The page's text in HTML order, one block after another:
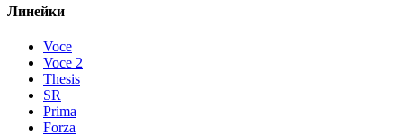
Линейки
Voce
Voce 2
Thesis
SR
Prima
Forza